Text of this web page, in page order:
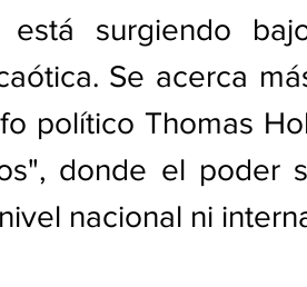
está surgiendo
Se acerca
político Thomas
donde el poder
nacional ni